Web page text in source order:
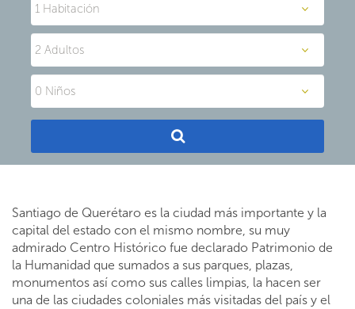
Santiago de Querétaro es la ciudad más importante y la
capital del estado con el mismo nombre, su muy
admirado Centro Histórico fue declarado Patrimonio de
la Humanidad que sumados a sus parques, plazas,
monumentos así como sus calles limpias, la hacen ser
una de las ciudades coloniales más visitadas del país y el